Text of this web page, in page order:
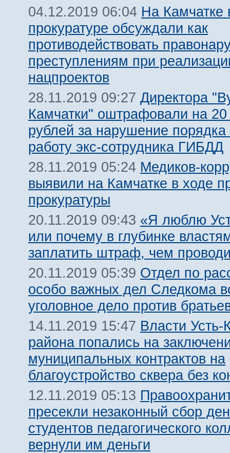
04.12.2019 06:04 На Камчатке
прокуратуре обсуждали как
противодействовать
преступлениям при
нацпроектов
28.11.2019 09:27 Директора
Камчатки" оштрафовали на 20
рублей за нарушение
работу экс-сотрудника ГИБДД
28.11.2019 05:24 Медиков-
выявили на Камчатке в ходе
прокуратуры
20.11.2019 09:43 «Я люблю
или почему в глубинке
заплатить штраф, чем
20.11.2019 05:39 Отдел по
особо важных дел Следкома
уголовное дело против
14.11.2019 15:47 Власти Усть-
района попались на
муниципальных контрактов на
благоустройство сквера без
12.11.2019 05:13
пресекли незаконный сбор
студентов педагогического
вернули им деньги